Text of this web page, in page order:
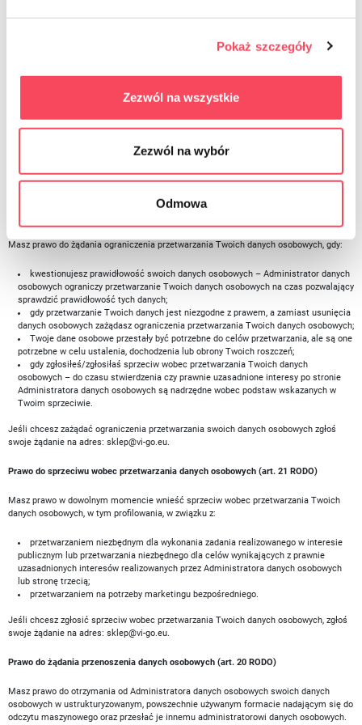
Pokaż szczegóły
Zezwól na wszystkie
Zezwól na wybór
Odmowa
związku z przetwarzaniem niezbędnym dla wykonania zadania realizowanego w
interesie publicznym lub przetwarzania niezbędnego dla celów wynikających z
osobowych lub stronę trzecią.
Pomimo zgłoszenia żądania usunięcia danych osobowych Administrator danych
osobowych może przetwarzać Twoje dane dalej w celu ustalenia, dochodzenia lub
obrony roszczeń o czym zostaniesz poinformowany/poinformowana.
Jeśli chcesz zażądać usunięcia swoich danych osobowych zgłoś swoje żądanie na
adres:sklep@vi-go.eu.
Prawo do zgłoszenia żądania ograniczenia przetwarzania danych osobowych (art. 18
Masz prawo do żądania ograniczenia przetwarzania Twoich danych osobowych, gdy:
kwestionujesz prawidłowość swoich danych osobowych – Administrator danych
osobowych ograniczy przetwarzanie Twoich danych osobowych na czas pozwalający
sprawdzić prawidłowość tych danych;
gdy przetwarzanie Twoich danych jest niezgodne z prawem, a zamiast usunięcia
danych osobowych zażądasz ograniczenia przetwarzania Twoich danych osobowych;
Twoje dane osobowe przestały być potrzebne do celów przetwarzania, ale są one
potrzebne w celu ustalenia, dochodzenia lub obrony Twoich roszczeń;
gdy zgłosiłeś/zgłosiłaś sprzeciw wobec przetwarzania Twoich danych
osobowych – do czasu stwierdzenia czy prawnie uzasadnione interesy po stronie
Administratora danych osobowych są nadrzędne wobec podstaw wskazanych w
Twoim sprzeciwie.
Jeśli chcesz zażądać ograniczenia przetwarzania swoich danych osobowych zgłoś
swoje żądanie na adres: sklep@vi-go.eu.
Prawo do sprzeciwu wobec przetwarzania danych osobowych (art. 21 RODO)
Masz prawo w dowolnym momencie wnieść sprzeciw wobec przetwarzania Twoich
danych osobowych, w tym profilowania, w związku z:
przetwarzaniem niezbędnym dla wykonania zadania realizowanego w interesie
publicznym lub przetwarzania niezbędnego dla celów wynikających z prawnie
uzasadnionych interesów realizowanych przez Administratora danych osobowych
lub stronę trzecią;
przetwarzaniem na potrzeby marketingu bezpośredniego.
Jeśli chcesz zgłosić sprzeciw wobec przetwarzania Twoich danych osobowych, zgłoś
swoje żądanie na adres: sklep@vi-go.eu.
Prawo do żądania przenoszenia danych osobowych (art. 20 RODO)
Masz prawo do otrzymania od Administratora danych osobowych swoich danych
osobowych w ustrukturyzowanym, powszechnie używanym formacie nadającym się do
odczytu maszynowego oraz przesłać je innemu administratorowi danych osobowych.